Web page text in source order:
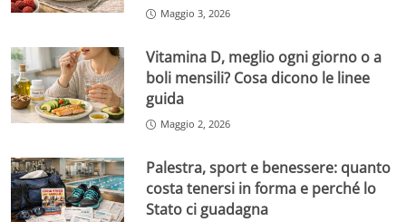
Maggio 3, 2026
Vitamina D, meglio ogni giorno o a
boli mensili? Cosa dicono le linee
guida
Maggio 2, 2026
Palestra, sport e benessere: quanto
costa tenersi in forma e perché lo
Stato ci guadagna